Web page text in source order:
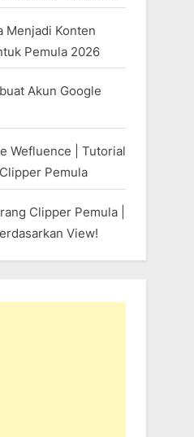
Menjadi Konten
Pemula 2026
Akun Google
Wefluence | Tutorial
Pemula
Clipper Pemula |
View!